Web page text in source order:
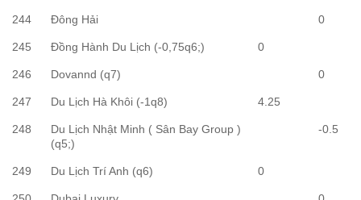
244 Đông Hải 0
245 Đồng Hành Du Lịch (-0,75q6;) 0
246 Dovannd (q7) 0
247 Du Lịch Hà Khôi (-1q8) 4.25
248
Du Lịch Nhật Minh ( Sân Bay Group )
(q5;)
-0.5
249 Du Lịch Trí Anh (q6) 0